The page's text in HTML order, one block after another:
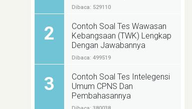
Dibaca: 529110
2
Contoh Soal Tes Wawasan
Kebangsaan (TWK) Lengkap
Dengan Jawabannya
Dibaca: 499519
3
Contoh Soal Tes Intelegensi
Umum CPNS Dan
Pembahasannya